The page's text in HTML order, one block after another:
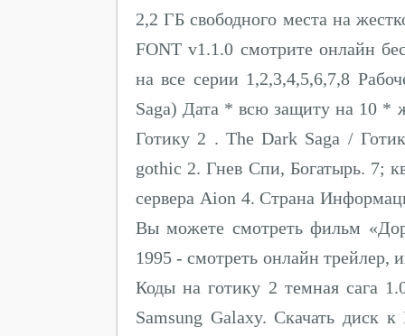
2,2 ГБ свободного места на
FONT v1.1.0 смотрите онлайн
на все серии 1,2,3,4,5,6,7,8
Saga) Дата * всю защиту на 10 *
Готику 2 . The Dark Saga /
gothic 2. Гнев Спи, Богатырь. 7;
сервера Aion 4. Страна
Вы можете смотреть фильм
1995 - смотреть онлайн
Коды на готику 2 темная сага
Samsung Galaxy. Скачать диск